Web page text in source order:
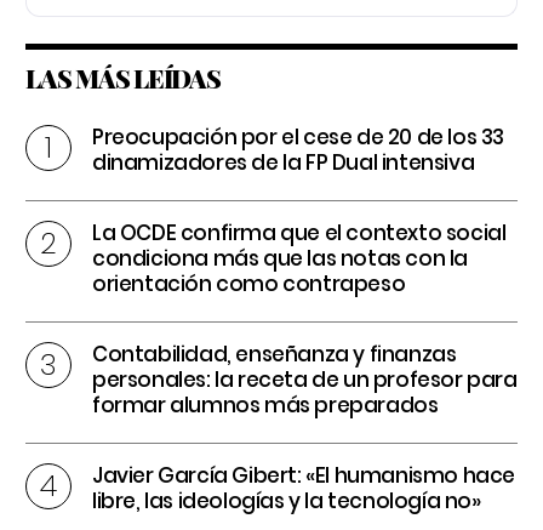
LAS MÁS LEÍDAS
Preocupación por el cese de 20 de los 33
dinamizadores de la FP Dual intensiva
La OCDE confirma que el contexto social
condiciona más que las notas con la
orientación como contrapeso
Contabilidad, enseñanza y finanzas
personales: la receta de un profesor para
formar alumnos más preparados
Javier García Gibert: «El humanismo hace
libre, las ideologías y la tecnología no»